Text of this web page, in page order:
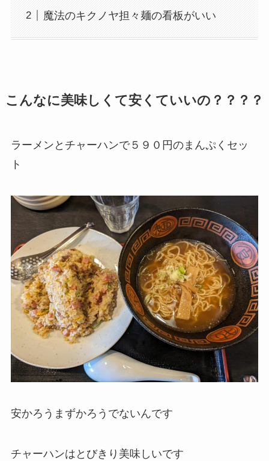
魔法のキクノヤ担々麺の看板がいい
こんなに美味しくて安くていいの？？？？
ラーメンとチャーハンで５９０円のまんぷくセッ
ト
安かろうまずかろうでないんです
チャーハンはとびきり美味しいです